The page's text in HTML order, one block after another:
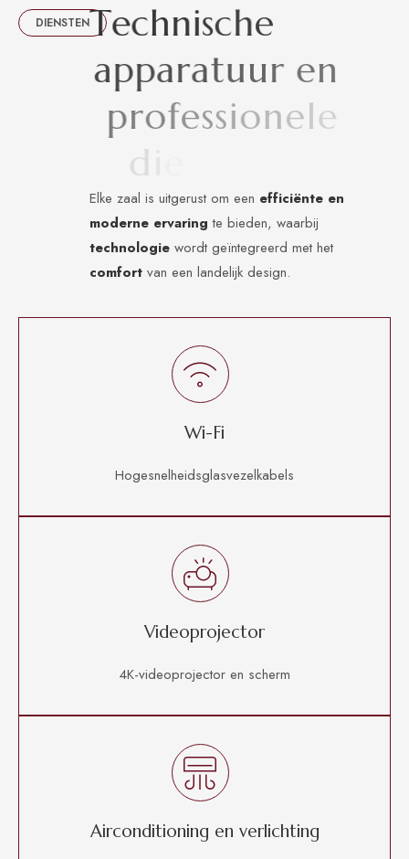
DIENSTENTechnische
apparatuur en
professionele
en
Elke zaal is uitgerust om een efficiënte en
moderne ervaring te bieden, waarbij
technologie wordt geïntegreerd met het
comfort van een landelijk design.
Wi-Fi
Hogesnelheidsglasvezelkabels
Videoprojector
4K-videoprojector en scherm
Airconditioning en verlichting